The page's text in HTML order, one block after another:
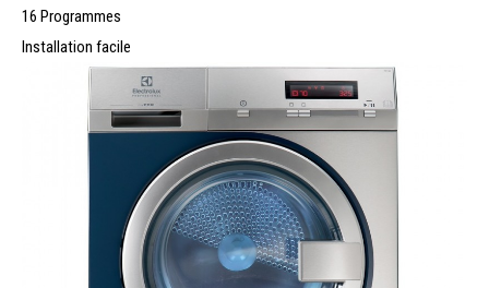
16 Programmes
Installation facile